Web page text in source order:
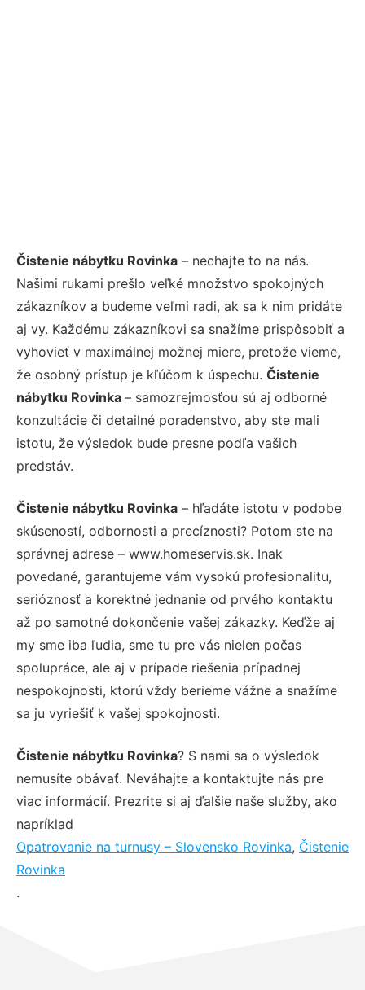
Čistenie nábytku Rovinka – nechajte to na nás.
Našimi rukami prešlo veľké množstvo spokojných
zákazníkov a budeme veľmi radi, ak sa k nim pridáte
aj vy. Každému zákazníkovi sa snažíme prispôsobiť a
vyhovieť v maximálnej možnej miere, pretože vieme,
že osobný prístup je kľúčom k úspechu. Čistenie
nábytku Rovinka – samozrejmosťou sú aj odborné
konzultácie či detailné poradenstvo, aby ste mali
istotu, že výsledok bude presne podľa vašich
predstáv.
Čistenie nábytku Rovinka – hľadáte istotu v podobe
skúseností, odbornosti a precíznosti? Potom ste na
správnej adrese – www.homeservis.sk. Inak
povedané, garantujeme vám vysokú profesionalitu,
serióznosť a korektné jednanie od prvého kontaktu
až po samotné dokončenie vašej zákazky. Keďže aj
my sme iba ľudia, sme tu pre vás nielen počas
spolupráce, ale aj v prípade riešenia prípadnej
nespokojnosti, ktorú vždy berieme vážne a snažíme
sa ju vyriešiť k vašej spokojnosti.
Čistenie nábytku Rovinka? S nami sa o výsledok
nemusíte obávať. Neváhajte a kontaktujte nás pre
viac informácií. Prezrite si aj ďalšie naše služby, ako
napríklad
Opatrovanie na turnusy – Slovensko Rovinka, Čistenie
Rovinka
.